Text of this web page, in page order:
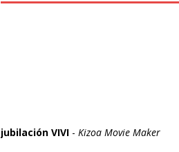
jubilación VIVI - Kizoa Movie Maker